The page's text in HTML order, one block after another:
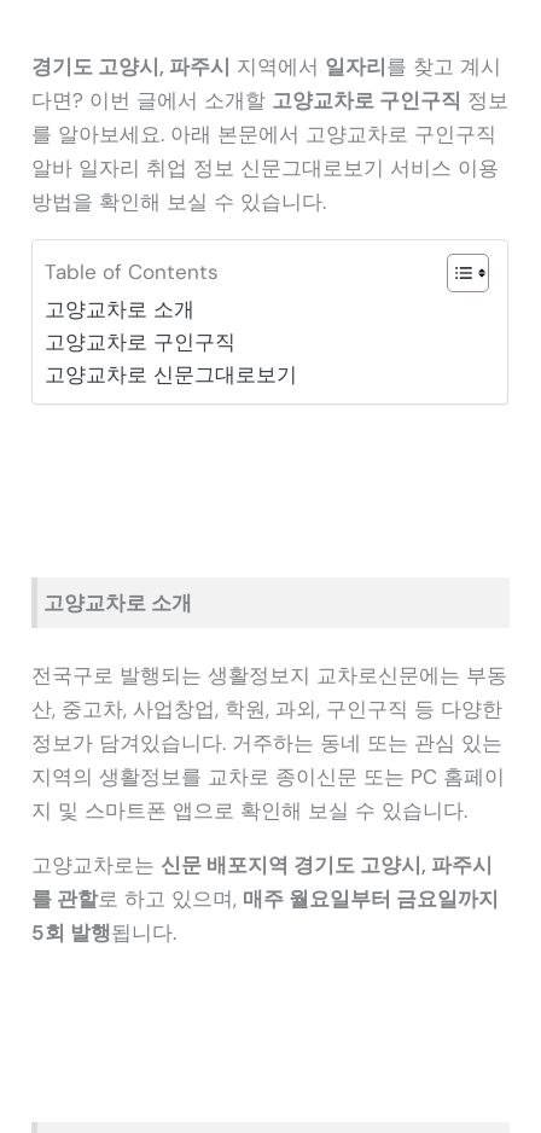
경기도 고양시, 파주시 지역에서 일자리를 찾고 계시
다면? 이번 글에서 소개할 고양교차로 구인구직 정보
를 알아보세요. 아래 본문에서 고양교차로 구인구직
알바 일자리 취업 정보 신문그대로보기 서비스 이용
방법을 확인해 보실 수 있습니다.
Table of Contents
고양교차로 소개
고양교차로 구인구직
고양교차로 신문그대로보기
고양교차로 소개
전국구로 발행되는 생활정보지 교차로신문에는 부동
산, 중고차, 사업창업, 학원, 과외, 구인구직 등 다양한
정보가 담겨있습니다. 거주하는 동네 또는 관심 있는
지역의 생활정보를 교차로 종이신문 또는 PC 홈페이
지 및 스마트폰 앱으로 확인해 보실 수 있습니다.
고양교차로는 신문 배포지역 경기도 고양시, 파주시
를 관할로 하고 있으며, 매주 월요일부터 금요일까지
5회 발행됩니다.